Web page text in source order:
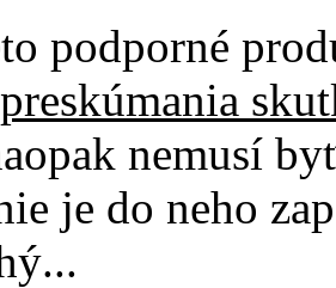
podporné
nemusí
je do neho